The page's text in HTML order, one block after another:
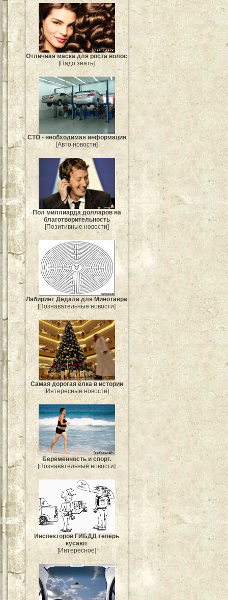
Отличная маска для роста волос
[Надо знать]
СТО - необходимая информация
[Авто новости]
Пол миллиарда долларов на
благотворительность
[Позитивные новости]
Лабиринт Дедала для Минотавра
[Познавательные новости]
Самая дорогая ёлка в истории
[Интересные новости]
Беременность и спорт.
[Познавательные новости]
Инспекторов ГИБДД теперь
кусают
[Интересное]